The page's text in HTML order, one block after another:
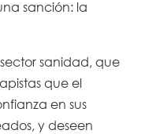
sanción: la
sanidad, que
que el
en sus
y deseen